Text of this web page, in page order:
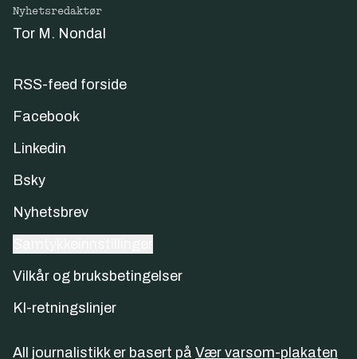
Nyhetsredaktør
Tor M. Nondal
RSS-feed forside
Facebook
Linkedin
Bsky
Nyhetsbrev
Vilkår og bruksbetingelser
KI-retningslinjer
All journalistikk er basert på Vær varsom-plakaten